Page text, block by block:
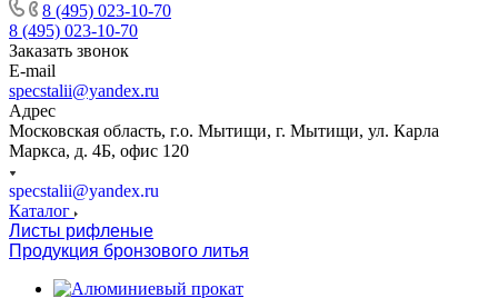
8 (495) 023-10-70
8 (495) 023-10-70
Заказать звонок
E-mail
specstalii@yandex.ru
Адрес
Московская область, г.о. Мытищи, г. Мытищи, ул. Карла
Маркса, д. 4Б, офис 120
specstalii@yandex.ru
Каталог
Листы рифленые
Продукция бронзового литья